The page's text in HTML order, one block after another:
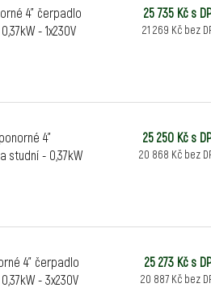
Čerpaná kapalina:
neagresivní,
S4-1, S4-2, S4-3, S4-
Materiál oběžných
Rozsah teploty
Třída izolace:F
Třífázové napětí: 3 x
Typ instalace:ve
4" čerpadlo
- 1x230V
25 735 Kč s
21 269 Kč bez
4"
studní - 0,37kW
25 250 Kč s
20 868 Kč bez
4" čerpadlo
- 3x230V
25 273 Kč s
20 887 Kč bez